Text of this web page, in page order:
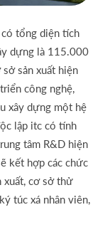
tổng diện tích
dựng là 115.000
sản xuất hiện
công nghệ,
xây dựng một hệ
lập itc có tính
tâm R&D hiện
kết hợp các chức
xuất, cơ sở thử
túc xá nhân viên,